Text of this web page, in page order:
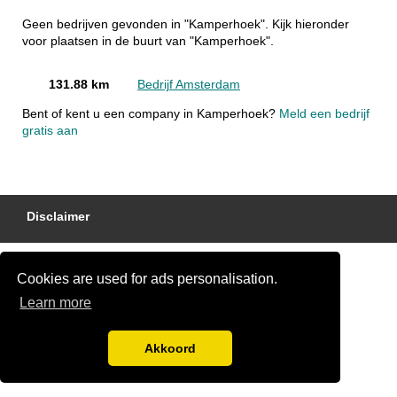
Cookies are used for ads personalisation.
Learn more
Akkoord
Geen bedrijven gevonden in "Kamperhoek". Kijk hieronder
voor plaatsen in de buurt van "Kamperhoek".
131.88 km Bedrijf Amsterdam
Bent of kent u een company in Kamperhoek? Meld een bedrijf
gratis aan
Disclaimer